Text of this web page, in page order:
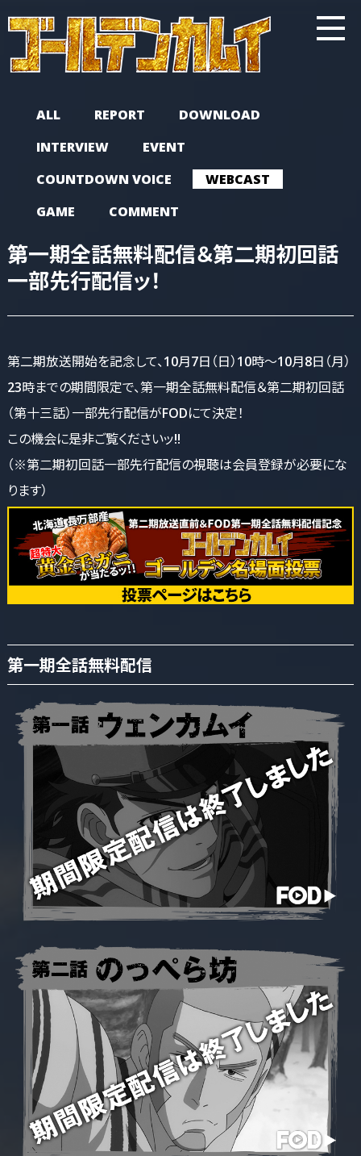
ALL REPORT
DOWNLOAD
INTERVIEW
EVENT
COUNTDOWN VOICE
WEBCAST
GAME
COMMENT
第一期全話無料配信＆第二期初回話
一部先行配信ッ！
第二期放送開始を記念して、10月7日（日）10時～10月8日（月）
23時までの期間限定で、第一期全話無料配信＆第二期初回話
（第十三話）一部先行配信がFODにて決定！
この機会に是非ご覧くださいッ!!
（※第二期初回話一部先行配信の視聴は会員登録が必要にな
ります）
第一期全話無料配信